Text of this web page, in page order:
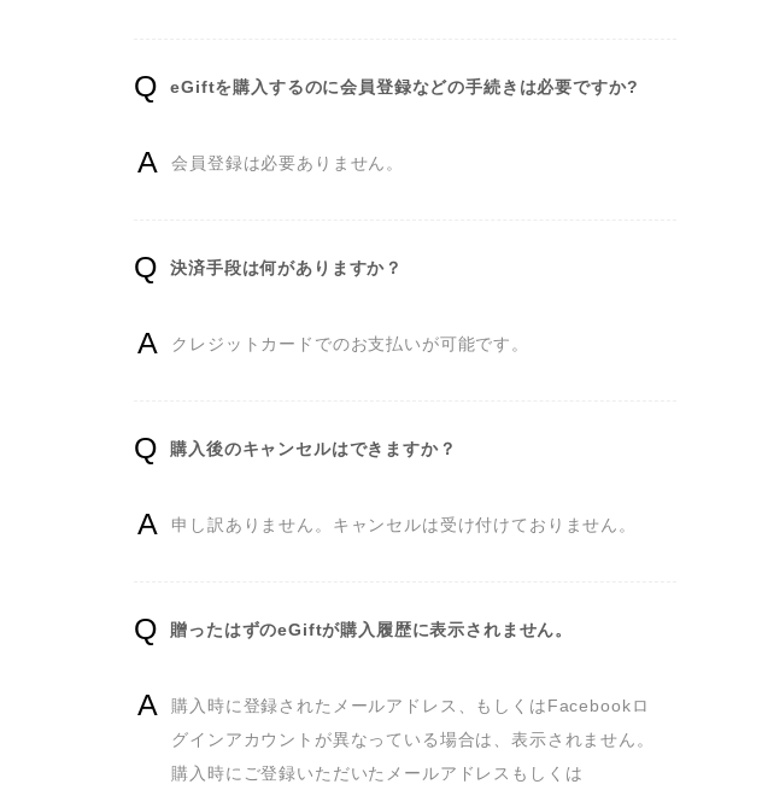
eGiftを購入するのに会員登録などの手続きは必要ですか?
会員登録は必要ありません。
決済手段は何がありますか？
クレジットカードでのお支払いが可能です。
購入後のキャンセルはできますか？
申し訳ありません。キャンセルは受け付けておりません。
贈ったはずのeGiftが購入履歴に表示されません。
購入時に登録されたメールアドレス、もしくはFacebookロ
グインアカウントが異なっている場合は、表示されません。
購入時にご登録いただいたメールアドレスもしくは